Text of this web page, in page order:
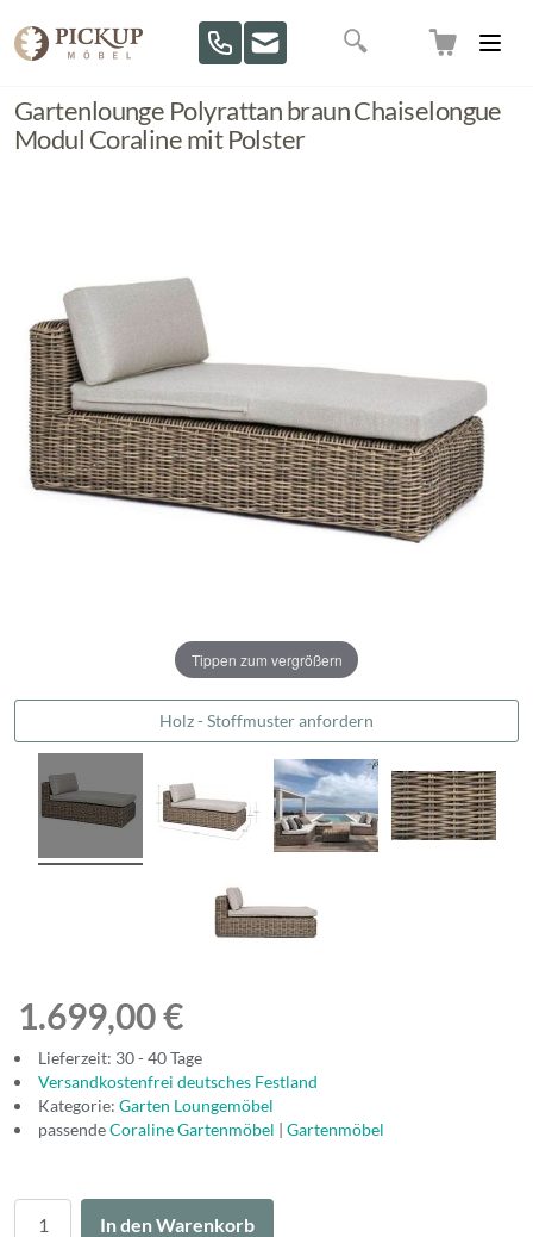
Suche
Gartenlounge Polyrattan braun Chaiselongue
Modul Coraline mit Polster
Tippen zum vergrößern
Holz - Stoffmuster anfordern
1.699,00 €
Lieferzeit: 30 - 40 Tage
Versandkostenfrei deutsches Festland
Kategorie: Garten Loungemöbel
passendeCoraline Gartenmöbel | Gartenmöbel
In den Warenkorb